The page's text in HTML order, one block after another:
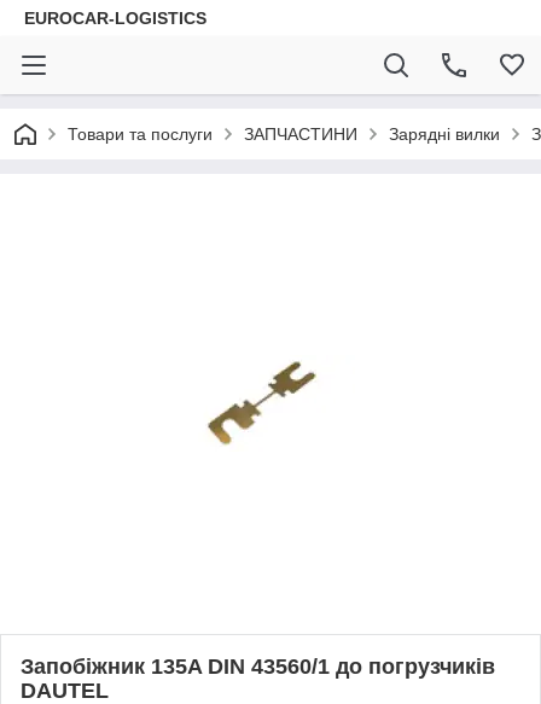
EUROCAR-LOGISTICS
Товари та послуги ЗАПЧАСТИНИ Зарядні вилки
Запобіжник 135A DIN 43560/1 до погрузчиків
DAUTEL